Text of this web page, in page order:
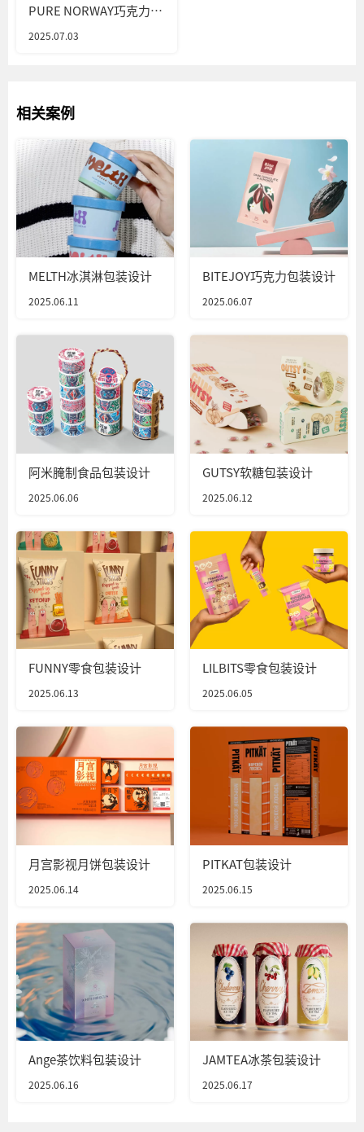
PURE NORWAY巧克力包
2025.07.03
相关案例
MELTH冰淇淋包装设计
2025.06.11
BITEJOY巧克力包装设计
2025.06.07
阿米腌制食品包装设计
2025.06.06
GUTSY软糖包装设计
2025.06.12
FUNNY零食包装设计
2025.06.13
LILBITS零食包装设计
2025.06.05
月宫影视月饼包装设计
2025.06.14
PITKAT包装设计
2025.06.15
Ange茶饮料包装设计
2025.06.16
JAMTEA冰茶包装设计
2025.06.17